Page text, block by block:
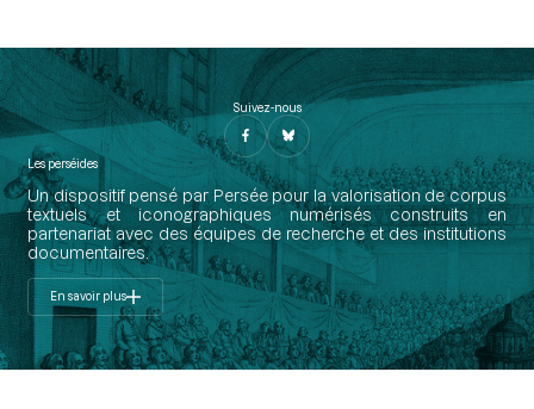
Suivez-nous
Les perséides
Un dispositif pensé par Persée pour la valorisation de corpus
textuels et iconographiques numérisés construits en
partenariat avec des équipes de recherche et des institutions
documentaires.
En savoir plus